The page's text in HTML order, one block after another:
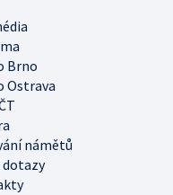
Brno
Ostrava
námětů
dotazy